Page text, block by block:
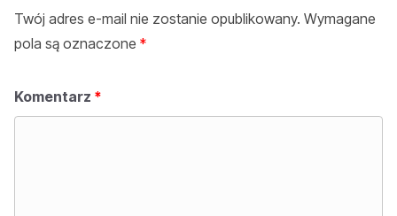
Twój adres e-mail nie zostanie opublikowany. Wymagane
pola są oznaczone *
Komentarz *